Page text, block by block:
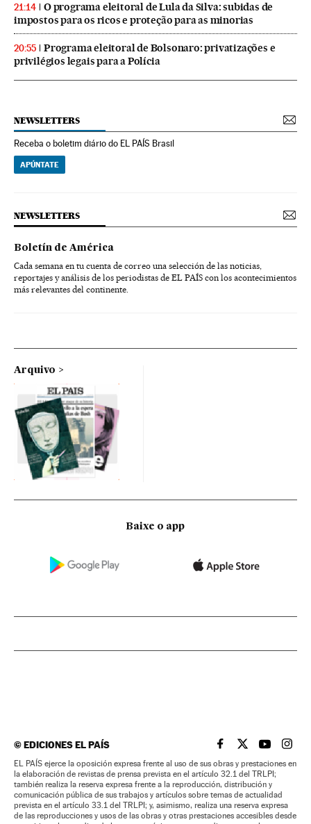
21:14
O programa eleitoral de Lula da Silva: subidas de
impostos para os ricos e proteção para as minorias
20:55
Programa eleitoral de Bolsonaro: privatizações e
privilégios legais para a Polícia
NEWSLETTERS
Receba o boletim diário do EL PAÍS Brasil
APÚNTATE
NEWSLETTERS
Boletín de América
Cada semana en tu cuenta de correo una selección de las noticias,
reportajes y análisis de los periodistas de EL PAÍS con los acontecimientos
más relevantes del continente.
Arquivo
Baixe o app
©EDICIONES EL PAÍS EL PAÍS BRASIL EN
EL PAÍSEL PAÍS
EL
EL PAÍS ejerce la oposición expresa frente al uso de sus obras y prestaciones en
la elaboración de revistas de prensa prevista en el artículo 32.1 del TRLPI;
también realiza la reserva expresa frente a la reproducción, distribución y
comunicación pública de sus trabajos y artículos sobre temas de actualidad
prevista en el artículo 33.1 del TRLPI; y, asimismo, realiza una reserva expresa
de las reproducciones y usos de las obras y otras prestaciones accesibles desde